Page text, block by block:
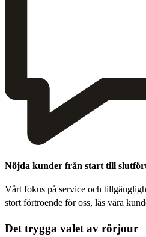
Nöjda kunder från start till
Vårt fokus på ser­vice och
stort förtroende för oss, läs våra
Det trygga valet av rörjour